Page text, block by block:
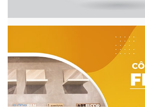
Cấu tạo của ván ngoài trời với cấu
lại độ bền cao